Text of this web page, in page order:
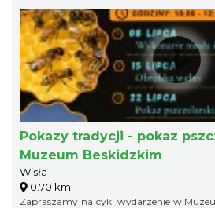
Pokazy tradycji - pokaz
Muzeum Beskidzkim
Wisła
0.70 km
Zapraszamy na cykl wydarzenie w